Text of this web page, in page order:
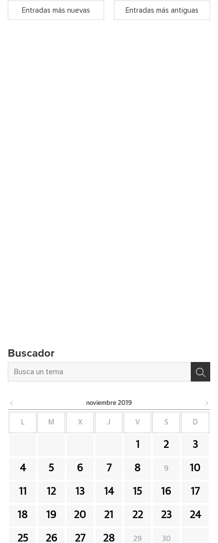
Entradas más nuevas Entradas más antiguas
Buscador
noviembre 2019
L M X J V S D
1 2 3
4 5 6 7 8 9 10
11 12 13 14 15 16 17
18 19 20 21 22 23 24
25 26 27 28 29 30